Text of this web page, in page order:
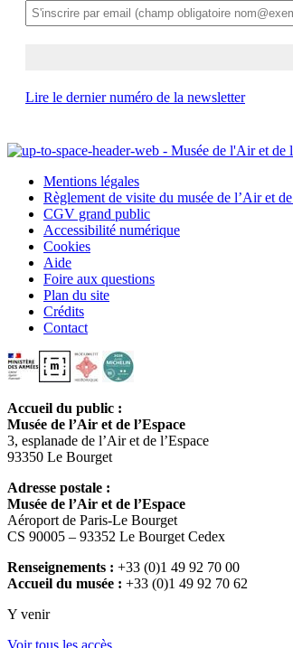
Lire le dernier numéro de la newsletter
Mentions légales
Règlement de visite du musée de l’Air et
CGV grand public
Accessibilité numérique
Cookies
Aide
Foire aux questions
Plan du site
Crédits
Contact
Accueil du public :
Musée de l’Air et de l’Espace
3, esplanade de l’Air et de l’Espace
93350 Le Bourget
Adresse postale :
Musée de l’Air et de l’Espace
Aéroport de Paris-Le Bourget
CS 90005 – 93352 Le Bourget Cedex
Renseignements : +33 (0)1 49 92 70 00
Accueil du musée : +33 (0)1 49 92 70 62
Y venir